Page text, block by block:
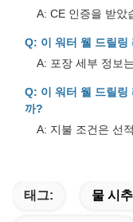
A: CE 인증을 받았
Q: 이 워터 웰 드릴링
A: 포장 세부 정보
Q: 이 워터 웰 드릴링
까?
A: 지불 조건은 선
태그: 물 시